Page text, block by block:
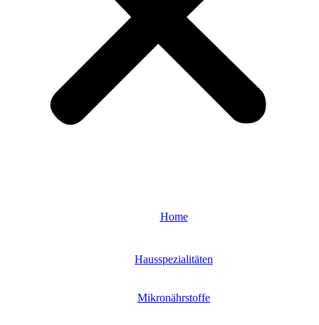
Home
Hausspezialitäten
Mikronährstoffe